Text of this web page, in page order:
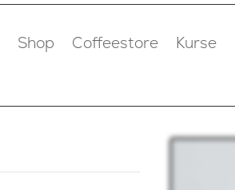
Shop Coffeestore Kurse